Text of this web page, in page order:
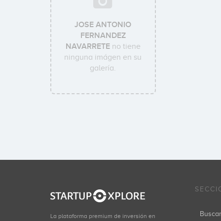
JOSE ANTONIO
FERNANDEZ
NAVARRETEno tiene
ninguna imágen en su
galería.
La plataforma premium de inversión en